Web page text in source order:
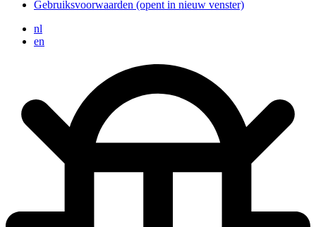
Gebruiksvoorwaarden (opent in nieuw venster)
nl
en